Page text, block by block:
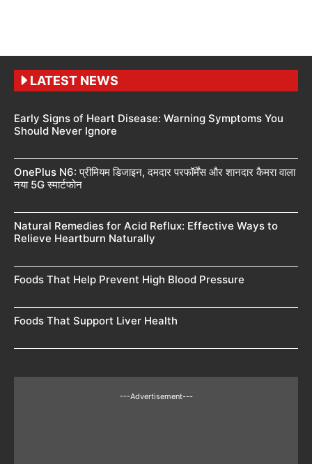
LATEST NEWS
Early Signs of Heart Disease: Warning Symptoms You
Should Never Ignore
OnePlus N6: प्रीमियम डिजाइन, दमदार परफॉर्मेंस और शानदार कैमरा वाला
नया 5G स्मार्टफोन
Natural Remedies for Acid Reflux: Effective Ways to
Relieve Heartburn Naturally
Foods That Help Prevent High Blood Pressure
Foods That Support Liver Health
---Advertisement---